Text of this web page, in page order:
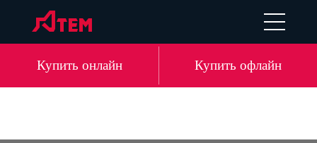
DE LV
Купить онлайн Купить офлайн